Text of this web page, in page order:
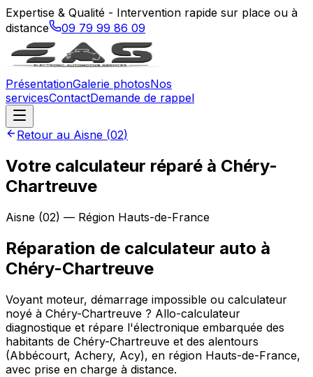
Expertise & Qualité - Intervention rapide sur place ou à
distance
09 79 99 86 09
PrésentationGalerie photosNos
servicesContactDemande de rappel
Retour au Aisne (02)
Votre calculateur réparé à Chéry-
Chartreuve
Aisne (02) — Région Hauts-de-France
Réparation de calculateur auto à
Chéry-Chartreuve
Voyant moteur, démarrage impossible ou calculateur
noyé à Chéry-Chartreuve ? Allo-calculateur
diagnostique et répare l'électronique embarquée des
habitants de Chéry-Chartreuve et des alentours
(Abbécourt, Achery, Acy), en région Hauts-de-France,
avec prise en charge à distance.